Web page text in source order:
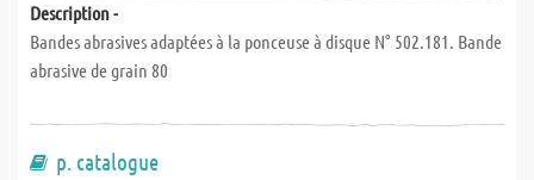
Description -
Bandes abrasives adaptées à la ponceuse à disque N° 502.181. Bande
abrasive de grain 80
p. catalogue